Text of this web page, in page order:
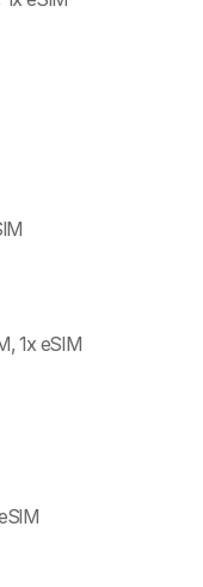
1x eSIM